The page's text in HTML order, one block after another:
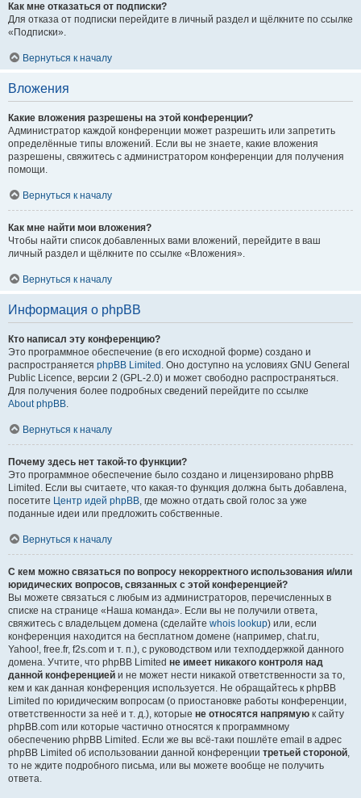
Как мне отказаться от подписки?
Для отказа от подписки перейдите в личный раздел и щёлкните по ссылке
«Подписки».
Вернуться к началу
Вложения
Какие вложения разрешены на этой конференции?
Администратор каждой конференции может разрешить или запретить
определённые типы вложений. Если вы не знаете, какие вложения
разрешены, свяжитесь с администратором конференции для получения
помощи.
Вернуться к началу
Как мне найти мои вложения?
Чтобы найти список добавленных вами вложений, перейдите в ваш
личный раздел и щёлкните по ссылке «Вложения».
Вернуться к началу
Информация о phpBB
Кто написал эту конференцию?
Это программное обеспечение (в его исходной форме) создано и
распространяется phpBB Limited . Оно доступно на условиях GNU General
Public Licence, версии 2 (GPL-2.0) и может свободно распространяться.
Для получения более подробных сведений перейдите по ссылке
About phpBB.
Вернуться к началу
Почему здесь нет такой-то функции?
Это программное обеспечение было создано и лицензировано phpBB
Limited. Если вы считаете, что какая-то функция должна быть добавлена,
посетите Центр идей phpBB, где можно отдать свой голос за уже
поданные идеи или предложить собственные.
Вернуться к началу
С кем можно связаться по вопросу некорректного использования и/или
юридических вопросов, связанных с этой конференцией?
Вы можете связаться с любым из администраторов, перечисленных в
списке на странице «Наша команда». Если вы не получили ответа,
свяжитесь с владельцем домена (сделайте whois lookup) или, если
конференция находится на бесплатном домене (например, chat.ru,
Yahoo!, free.fr, f2s.com и т. п.), с руководством или техподдержкой данного
домена. Учтите, что phpBB Limited не имеет никакого контроля над
данной конференцией и не может нести никакой ответственности за то,
кем и как данная конференция используется. Не обращайтесь к phpBB
Limited по юридическим вопросам (о приостановке работы конференции,
ответственности за неё и т. д.), которые не относятся напрямую к сайту
phpBB.com или которые частично относятся к программному
обеспечению phpBB Limited. Если же вы всё-таки пошлёте email в адрес
phpBB Limited об использовании данной конференции третьей стороной,
то не ждите подробного письма, или вы можете вообще не получить
ответа.